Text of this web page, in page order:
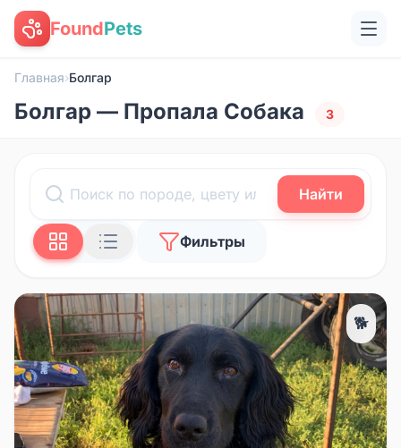
FoundPets
Главная›Болгар
Болгар — Пропала Собака 3
Найти
Фильтры
🐕